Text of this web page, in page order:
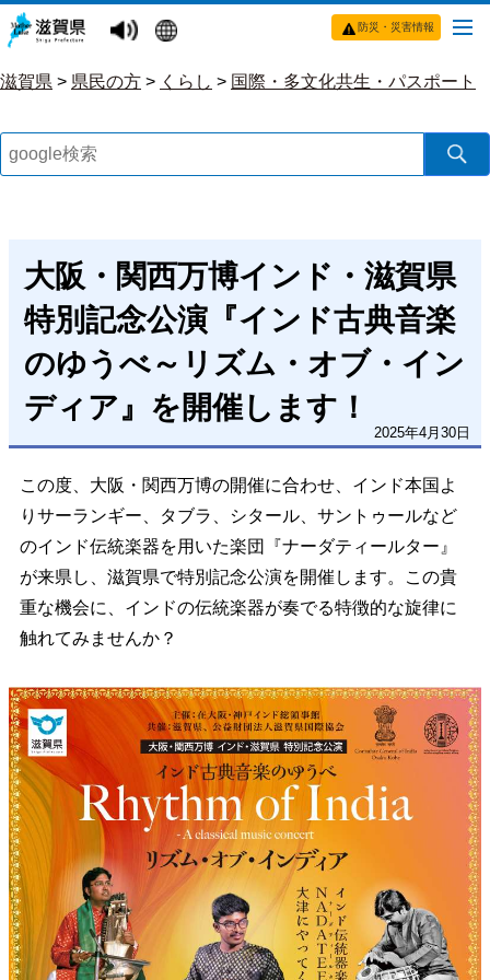
防災・災害情報
滋賀県 > 県民の方 > くらし > 国際・多文化共生・パスポート
大阪・関西万博インド・滋賀県
特別記念公演『インド古典音楽
のゆうべ～リズム・オブ・イン
ディア』を開催します！
2025年4月30日
この度、大阪・関西万博の開催に合わせ、インド本国よ
りサーランギー、タブラ、シタール、サントゥールなど
のインド伝統楽器を用いた楽団『ナーダティールター』
が来県し、滋賀県で特別記念公演を開催します。この貴
重な機会に、インドの伝統楽器が奏でる特徴的な旋律に
触れてみませんか？